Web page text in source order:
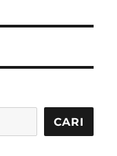
CARI